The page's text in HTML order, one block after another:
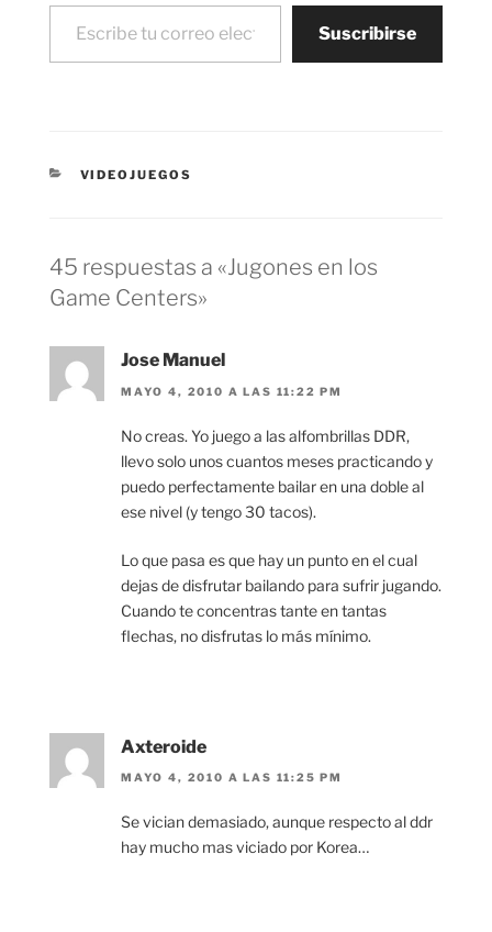
Escribe tu correo electrónico…
Suscribirse
CATEGORÍAS
VIDEOJUEGOS
45 respuestas a «Jugones en los
Game Centers»
Jose Manuel
MAYO 4, 2010 A LAS 11:22 PM
No creas. Yo juego a las alfombrillas DDR,
llevo solo unos cuantos meses practicando y
puedo perfectamente bailar en una doble al
ese nivel (y tengo 30 tacos).
Lo que pasa es que hay un punto en el cual
dejas de disfrutar bailando para sufrir jugando.
Cuando te concentras tante en tantas
flechas, no disfrutas lo más mínimo.
Axteroide
MAYO 4, 2010 A LAS 11:25 PM
Se vician demasiado, aunque respecto al ddr
hay mucho mas viciado por Korea…